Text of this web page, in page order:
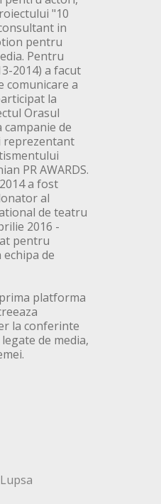
"10
in
pentru
Pentru
2014) a facut
comunicare a
la
Orasul
de
reprezentant
PR AWARDS.
a fost
al
de teatru
2016 -
pentru
de
platforma
la conferinte
de media,